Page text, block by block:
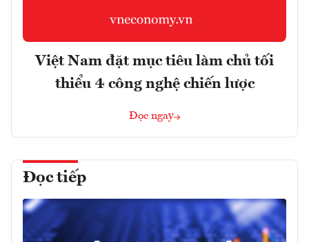
Việt Nam đặt mục tiêu làm chủ tối
thiểu 4 công nghệ chiến lược
Đọc ngay
Đọc tiếp